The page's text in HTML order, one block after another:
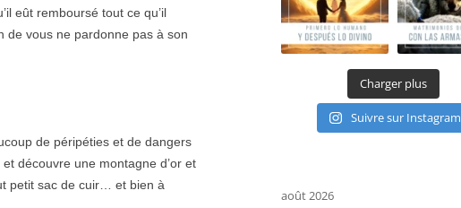
eût remboursé tout ce qu’il
de vous ne pardonne pas à son
de péripéties et de dangers
découvre une montagne d’or et
petit sac de cuir… et bien à
Charger plus
Suivre sur Instagram
août 2026